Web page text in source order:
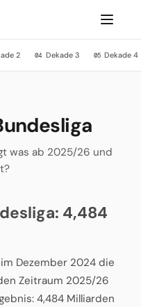
2 04 Dekade 3 05 Dekade 4
was ab 2025/26 und
4,484
Dezember 2024 die
Zeitraum 2025/26
4,484 Milliarden